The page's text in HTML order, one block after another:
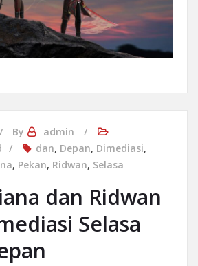
By
admin
dan, Depan, Dimediasi,
, Pekan, Ridwan, Selasa
dan Ridwan
Selasa